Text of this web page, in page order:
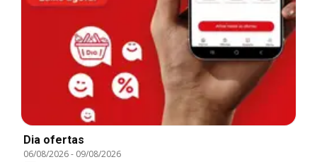
Dia ofertas
06/08/2026- 09/08/2026